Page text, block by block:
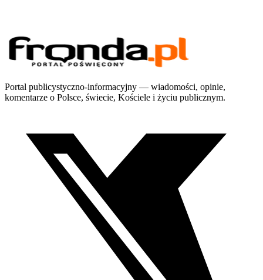
Portal publicystyczno-informacyjny — wiadomości, opinie,
komentarze o Polsce, świecie, Kościele i życiu publicznym.